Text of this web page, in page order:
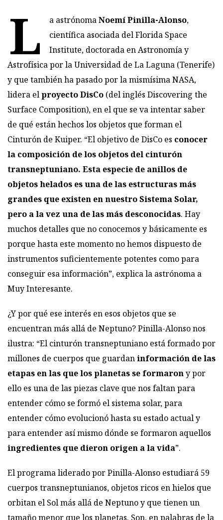
L a astrónomaNoemí Pinilla-Alonso,
científica asociada del Florida Space
Institute, doctorada en Astronomía y
Astrofísica por la Universidad de La Laguna (Tenerife)
y que también ha pasado por la mismísimaNASA,
lidera elproyecto DisCo (del inglés Discovering the
Surface Composition), en el que se va intentar saber
de qué están hechos los objetos que forman el
Cinturón de Kuiper. “El objetivo de DisCo es conocer
la composición de los objetos del cinturón
transneptuniano. Esta especie de anillos de
objetos helados es una de las estructuras más
grandes que existen en nuestro Sistema Solar,
pero a la vez una de las más desconocidas. Hay
muchos detalles que no conocemos y básicamente es
porque hasta este momento no hemos dispuesto de
instrumentos suficientemente potentes como para
conseguir esa información”, explica la astrónoma a
Muy Interesante.
¿Y por qué ese interés en esos objetos que se
encuentran más allá de Neptuno? Pinilla-Alonso nos
ilustra: “El cinturón transneptuniano está formado por
millones de cuerpos que guardaninformación de las
etapas en las que losplanetasse formarony por
ello es una de las piezas clave que nos faltan para
entender cómo se formó el sistema solar, para
entender cómo evolucionó hasta su estado actual y
para entender así mismo dónde se formaron aquellos
ingredientes que dieron origen a la vida”.
El programa liderado por Pinilla-Alonso estudiará 59
cuerpos transneptunianos, objetos ricos en hielos que
orbitan el Solmás allá de Neptuno y que tienen un
tamaño menor que los planetas. Son, en palabras de la